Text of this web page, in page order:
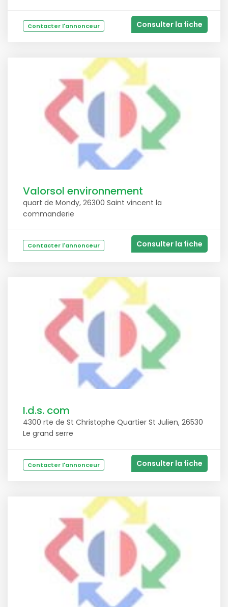
Contacter l'annonceur Consulter la fiche
Valorsol environnement
quart de Mondy, 26300 Saint vincent la
commanderie
Contacter l'annonceur Consulter la fiche
I.d.s. com
4300 rte de St Christophe Quartier St Julien, 26530
Le grand serre
Contacter l'annonceur Consulter la fiche